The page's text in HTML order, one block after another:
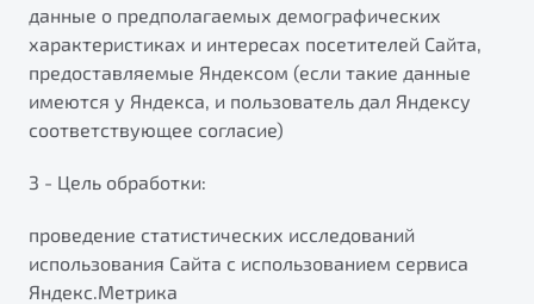
данные о предполагаемых демографических
характеристиках и интересах посетителей Сайта,
предоставляемые Яндексом (если такие данные
имеются у Яндекса, и пользователь дал Яндексу
соответствующее согласие)
3 - Цель обработки:
проведение статистических исследований
использования Сайта с использованием сервиса
Яндекс.Метрика